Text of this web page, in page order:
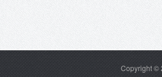
Copyright